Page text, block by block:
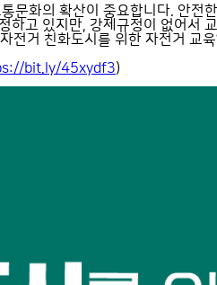
화의 확산이 중요합니다. 안전
고 있지만, 강제규정이 없어서
거 친화도시를 위한 자전거 교
bit.ly/45xydf3)